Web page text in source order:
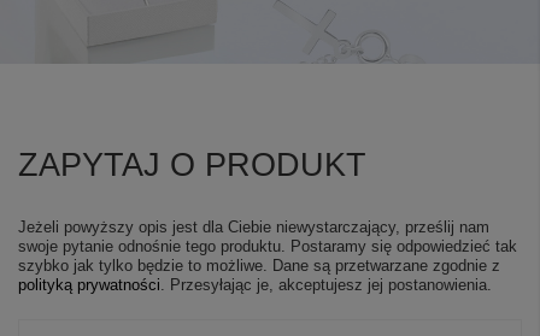
ZAPYTAJ O PRODUKT
Jeżeli powyższy opis jest dla Ciebie niewystarczający, prześlij nam
swoje pytanie odnośnie tego produktu. Postaramy się odpowiedzieć tak
szybko jak tylko będzie to możliwe. Dane są przetwarzane zgodnie z
polityką prywatności . Przesyłając je, akceptujesz jej postanowienia.